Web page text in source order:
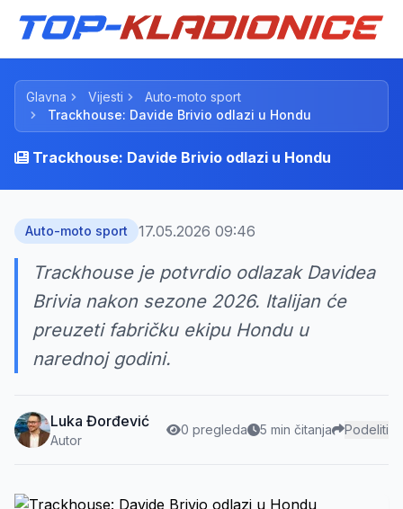
Glavna Vijesti
Auto-moto sport
Trackhouse: Davide Brivio odlazi u Hondu
Trackhouse: Davide Brivio odlazi u Hondu
Auto-moto sport 17.05.2026 09:46
Trackhouse je potvrdio odlazak Davidea
Brivia nakon sezone 2026. Italijan će
preuzeti fabričku ekipu Hondu u
narednoj godini.
Luka Đorđević
Autor
0 pregleda 5 min čitanja Podeliti